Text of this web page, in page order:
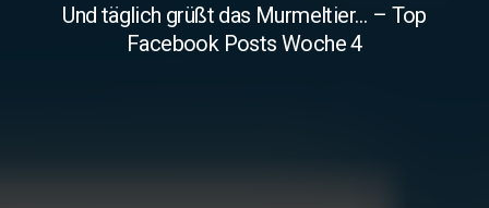
Und täglich grüßt das Murmeltier… – Top
Facebook Posts Woche 4